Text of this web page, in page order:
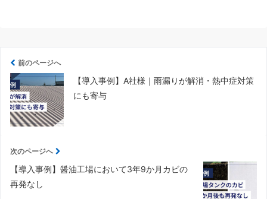
前のページへ
【導入事例】A社様｜雨漏りが解消・熱中症対策
にも寄与
次のページへ
【導入事例】醤油工場において3年9か月カビの
再発なし